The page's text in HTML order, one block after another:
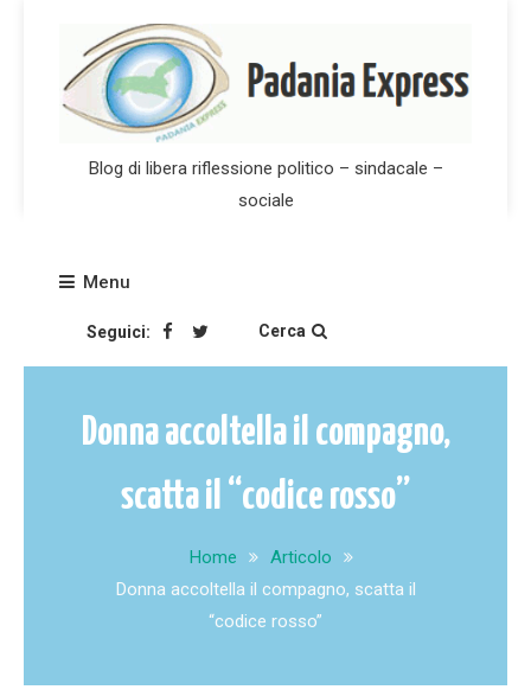
Blog di libera riflessione politico – sindacale –
sociale
Menu
Seguici: Cerca
Donna accoltella il compagno,
scatta il “codice rosso”
Home
Articolo
Donna accoltella il compagno, scatta il
“codice rosso”